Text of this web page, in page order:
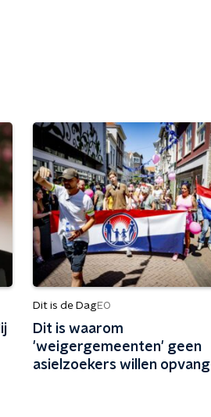
Dit is de DagEO
Dit is waarom
'weigergemeenten' geen
asielzoekers willen